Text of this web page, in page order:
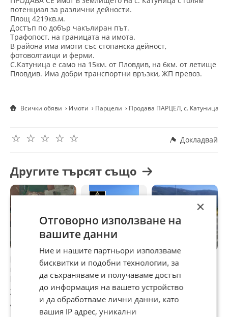
потенциал за различни дейности.
Площ 4219кв.м.
Достъп по добър чакълиран път.
Трафопост, на границата на имота.
В района има имоти със стопанска дейност,
фотоволтаици и ферми.
С.Катуница е само на 15км. от Пловдив, на 6км. от летище
Пловдив. Има добри транспортни връзки, ЖП превоз.
Всички обяви Имоти Парцели Продава ПАРЦЕЛ, с. Катуница,
☆
☆
☆
☆
☆ Докладвай
Другите търсят също
Продава ПАРЦЕЛ,
гр. Ахелой, област
Бургас
24 500 €
47 917,84 лв
Продава ПАРЦЕЛ,
гр. Елин Пелин,
област София
област
125 000 €
244 478,75 лв
Продава ПАРЦЕЛ,
с. Иганово, област
Пловдив
8 500 €
16 624,56 лв
×
Отговорно използване на
вашите данни
Ние и нашите партньори използваме
бисквитки и подобни технологии, за
да съхраняваме и получаваме достъп
до информация на вашето устройство
и да обработваме лични данни, като
вашия IP адрес, уникални